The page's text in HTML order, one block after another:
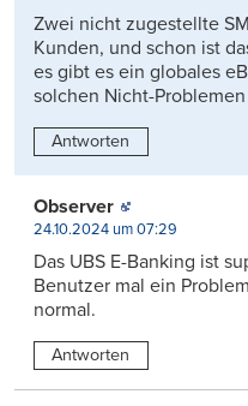
Zwei nicht zugestellte
Kunden, und schon ist
es gibt es ein globales
solchen Nicht-
Antworten
Observer
24.10.2024 um 07:29
Das UBS E-Banking ist
Benutzer mal ein
normal.
Antworten